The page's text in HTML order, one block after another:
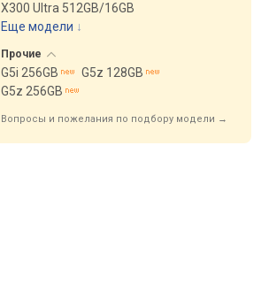
X300 Ultra 512GB/16GB
Еще модели ↓
Прочие
G5i 256GB
G5z 128GB
G5z 256GB
Вопросы и пожелания по подбору модели →